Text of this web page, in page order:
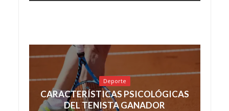
Deporte
CARACTERÍSTICAS PSICOLÓGICAS
DEL TENISTA GANADOR